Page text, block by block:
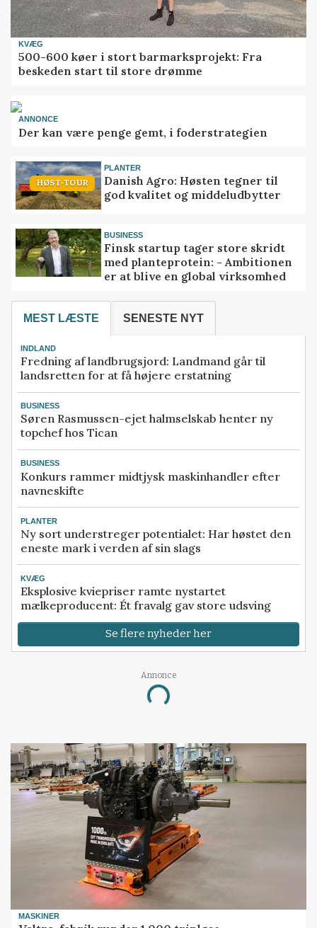
KVÆG
500-600 køer i stort barmarksprojekt: Fra
beskeden start til store drømme
ANNONCE
Der kan være penge gemt, i foderstrategien
HØST-TOUR
PLANTER
Danish Agro: Høsten tegner til
god kvalitet og middeludbytter
BUSINESS
Finsk startup tager store skridt
med planteprotein: - Ambitionen
er at blive en global virksomhed
MEST LÆSTE SENESTE NYT
INDLAND
Fredning af landbrugsjord: Landmand går til
landsretten for at få højere erstatning
BUSINESS
Søren Rasmussen-ejet halmselskab henter ny
topchef hos Tican
BUSINESS
Konkurs rammer midtjysk maskinhandler efter
navneskifte
PLANTER
Ny sort understreger potentialet: Har høstet den
eneste mark i verden af sin slags
KVÆG
Eksplosive kviepriser ramte nystartet
mælkeproducent: Ét fravalg gav store udsving
Se flere nyheder her
Annonce
Loading...
MASKINER